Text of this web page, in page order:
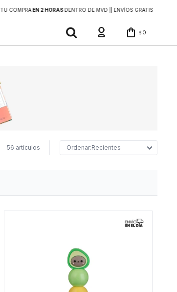
TU COMPRAEN 2 HORASDENTRO DE MVD | | ENVÍOS GRATIS
$ 0
56 artículos Recientes